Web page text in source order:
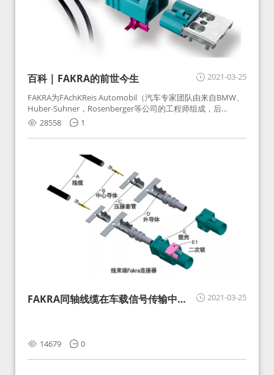
2021-03-25
百科 | FAKRA的前世今生
FAKRA为FAchKReis Automobil（汽车专家团队由来自BMW、
Huber-Suhner，Rosenberger等公司的工程师组成，后
Huber-Suhner相关连接器业务及技术在2010年并入
Rosenberger）缩写。起初为BMW需求用于车载收音机天线连
接，如今FAKRA已成为汽车行业通用标准的射频连接器，被业
28558 1
2021-03-25
FAKRA同轴线缆在车载信号传输中的
14679 0